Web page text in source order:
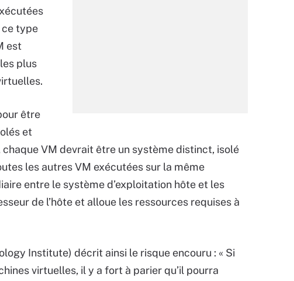
ce type
est
plus
être
et
chaque VM devrait être un système distinct, isolé
les autres VM exécutées sur la même
entre le système d’exploitation hôte et les
de l’hôte et alloue les ressources requises à
Institute) décrit ainsi le risque encouru : « Si
virtuelles, il y a fort à parier qu’il pourra